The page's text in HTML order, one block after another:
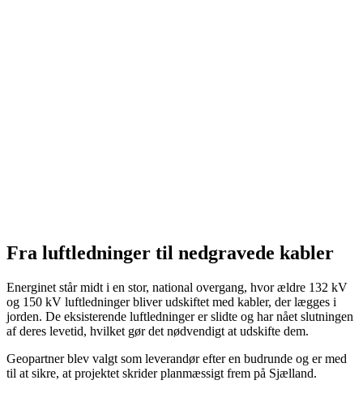
Fra luftledninger til nedgravede kabler
Energinet står midt i en stor, national overgang, hvor ældre 132 kV
og 150 kV luftledninger bliver udskiftet med kabler, der lægges i
jorden. De eksisterende luftledninger er slidte og har nået slutningen
af deres levetid, hvilket gør det nødvendigt at udskifte dem.
Geopartner blev valgt som leverandør efter en budrunde og er med
til at sikre, at projektet skrider planmæssigt frem på Sjælland.